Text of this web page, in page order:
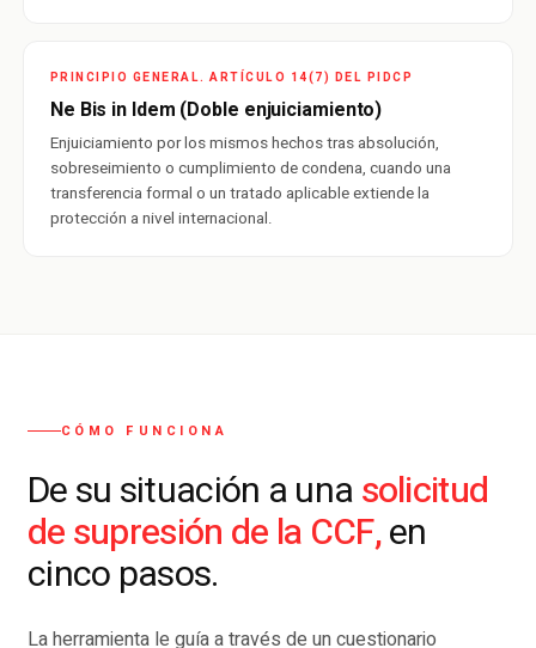
PRINCIPIO GENERAL. ARTÍCULO 14(7) DEL PIDCP
Ne Bis in Idem (Doble enjuiciamiento)
Enjuiciamiento por los mismos hechos tras absolución,
sobreseimiento o cumplimiento de condena, cuando una
transferencia formal o un tratado aplicable extiende la
protección a nivel internacional.
CÓMO FUNCIONA
De su situación a una solicitud
de supresión de la CCF,en
cinco pasos.
La herramienta le guía a través de un cuestionario